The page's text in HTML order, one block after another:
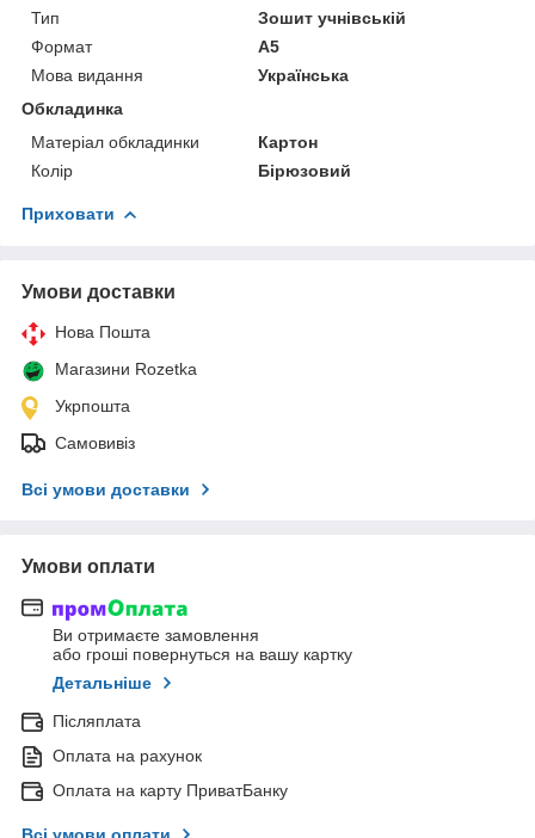
Тип
Зошит учнівській
Формат
A5
Мова видання
Українська
Обкладинка
Матеріал обкладинки
Картон
Колір
Бірюзовий
Приховати
Умови доставки
Нова Пошта
Магазини Rozetka
Укрпошта
Самовивіз
Всі умови доставки
Умови оплати
Ви отримаєте замовлення
або гроші повернуться на вашу картку
Детальніше
Післяплата
Оплата на рахунок
Оплата на карту ПриватБанку